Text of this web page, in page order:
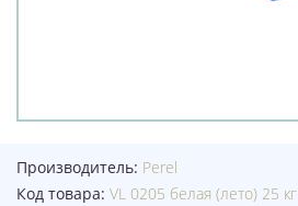
Производитель: Perel
Код товара: VL 0205 белая (лето) 25 кг